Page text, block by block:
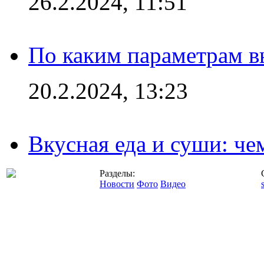
По каким параметрам
20.2.2024, 13:23
Вкусная еда и суши:
Разделы:
Новости Фото Видео